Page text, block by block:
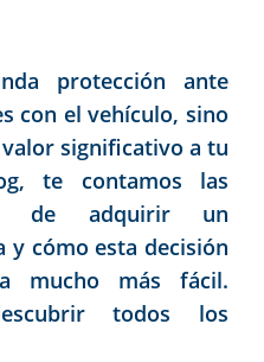
protección ante
con el vehículo, sino
significativo a tu
te contamos las
de adquirir un
cómo esta decisión
mucho más fácil.
todos los